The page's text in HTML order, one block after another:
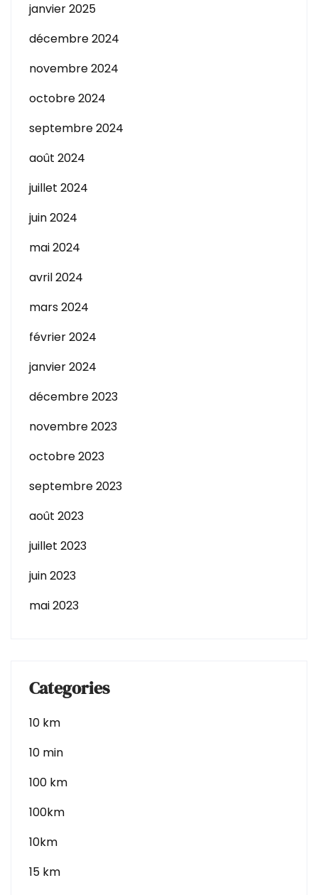
janvier 2025
décembre 2024
novembre 2024
octobre 2024
septembre 2024
août 2024
juillet 2024
juin 2024
mai 2024
avril 2024
mars 2024
février 2024
janvier 2024
décembre 2023
novembre 2023
octobre 2023
septembre 2023
août 2023
juillet 2023
juin 2023
mai 2023
Categories
10 km
10 min
100 km
100km
10km
15 km